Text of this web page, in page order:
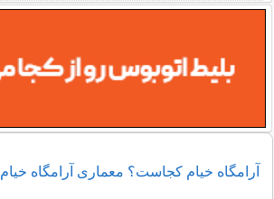
آرامگاه خیام کجاست؟ معماری آرامگاه خیام